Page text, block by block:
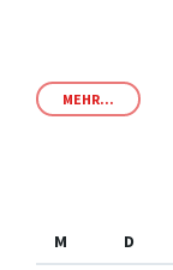
MEHR...
M
D